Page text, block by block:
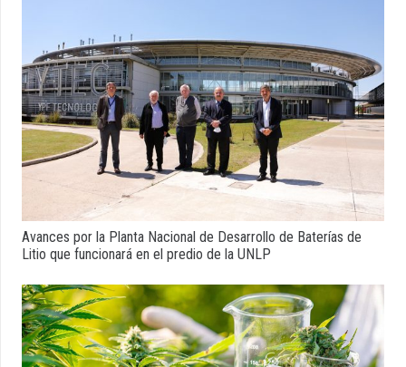
Avances por la Planta Nacional de Desarrollo de Baterías de
Litio que funcionará en el predio de la UNLP